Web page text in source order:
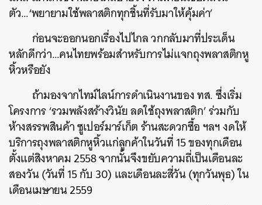
ตัว…‘พยายามใช้พลาสติกทุกชิ้นที่รับมาให้คุ้มค่า’
ก่อนจะออกนอกเรื่องไปไกลวกกลับมาที่ประเด็น
หลักดีกว่า…คนไทยพร้อมสำหรับการไม่แจกถุงพลาสติกหู
หิ้วหรือยัง
ถ้ามองจากไทม์ไลน์การดำเนินงานของทส.ซึ่งเริ่ม
โครงการ‘รวมพลังสร้างวินัยลดใช้ถุงพลาสติก’ร่วมกับ
ห้างสรรพสินค้าซูเปอร์มาร์เก็ตร้านสะดวกซื้อฯลฯงดให้
บริการถุงพลาสติกหูหิ้วแก่ลูกค้าในวันที่15ของทุกเดือน
ตั้งแต่สิงหาคม2558จากนั้นจึงขยับความถี่เป็นเดือนละ
สองวัน(วันที่15กับ 30) และเดือนละสี่วัน(ทุกวันพุธ)ใน
เดือนเมษายน2559